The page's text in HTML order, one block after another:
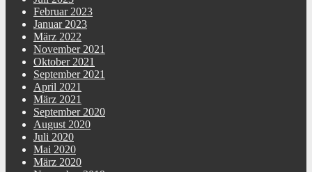
Februar 2023
Januar 2023
März 2022
November 2021
Oktober 2021
September 2021
April 2021
März 2021
September 2020
August 2020
Juli 2020
Mai 2020
März 2020